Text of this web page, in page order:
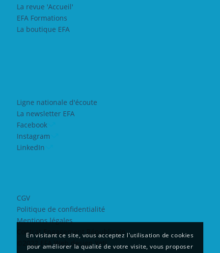
La revue 'Accueil'
EFA Formations
La boutique EFA
Ligne nationale d'écoute
La newsletter EFA
Facebook
Instagram
LinkedIn
CGV
Politique de confidentialité
Mentions légales
Contrat Engagement Républicain
©2022 EFA Web design Yeti
En visitant ce site, vous acceptez l'utilisation de cookies
pour améliorer la qualité de votre visite, vous proposer